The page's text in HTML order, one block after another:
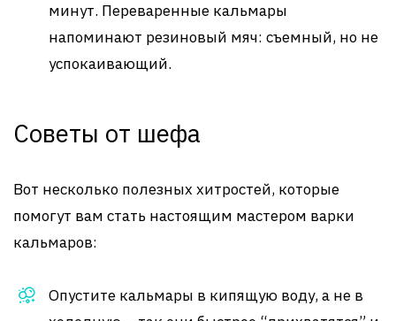
минут. Переваренные кальмары
напоминают резиновый мяч: съемный, но не
успокаивающий.
Советы от шефа
Вот несколько полезных хитростей, которые
помогут вам стать настоящим мастером варки
кальмаров:
Опустите кальмары в кипящую воду, а не в